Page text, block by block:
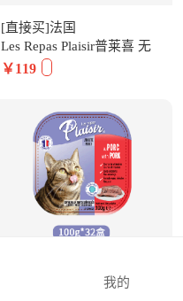
[直接买]法国
Les Repas Plaisir普莱喜 无
谷全猫主食餐盒100g*12盒
￥119
Les Repas Plaisir普莱喜 猪
我的